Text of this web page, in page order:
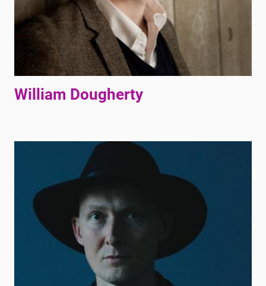
William Dougherty